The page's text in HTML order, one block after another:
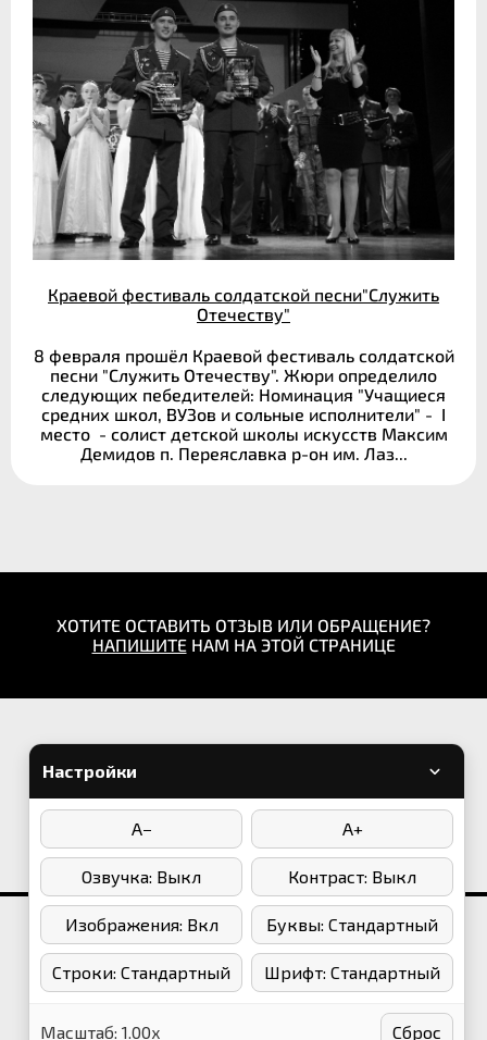
Краевой фестиваль солдатской песни"Служить
Отечеству"
8 февраля прошёл Краевой фестиваль солдатской
песни "Служить Отечеству". Жюри определило
следующих пебедителей: Номинация "Учащиеся
средних школ, ВУЗов и сольные исполнители" - I
место - солист детской школы искусств Максим
Демидов п. Переяславка р-он им. Лаз...
ХОТИТЕ ОСТАВИТЬ ОТЗЫВ ИЛИ ОБРАЩЕНИЕ?
НАПИШИТЕНАМ НА ЭТОЙ СТРАНИЦЕ
8 (4212) 91-01-37
Написать в WhatsApp
Мы в соцсетях:
2013-2022. Краевой Дворец Дружбы "Русь"
Создание сайта:
Центр Информационных
Настройки
A− A+
Озвучка: Выкл Контраст: Выкл
Изображения: Вкл Буквы: Стандартный
Строки: Стандартный Шрифт: Стандартный
Масштаб: 1.00x Сброс